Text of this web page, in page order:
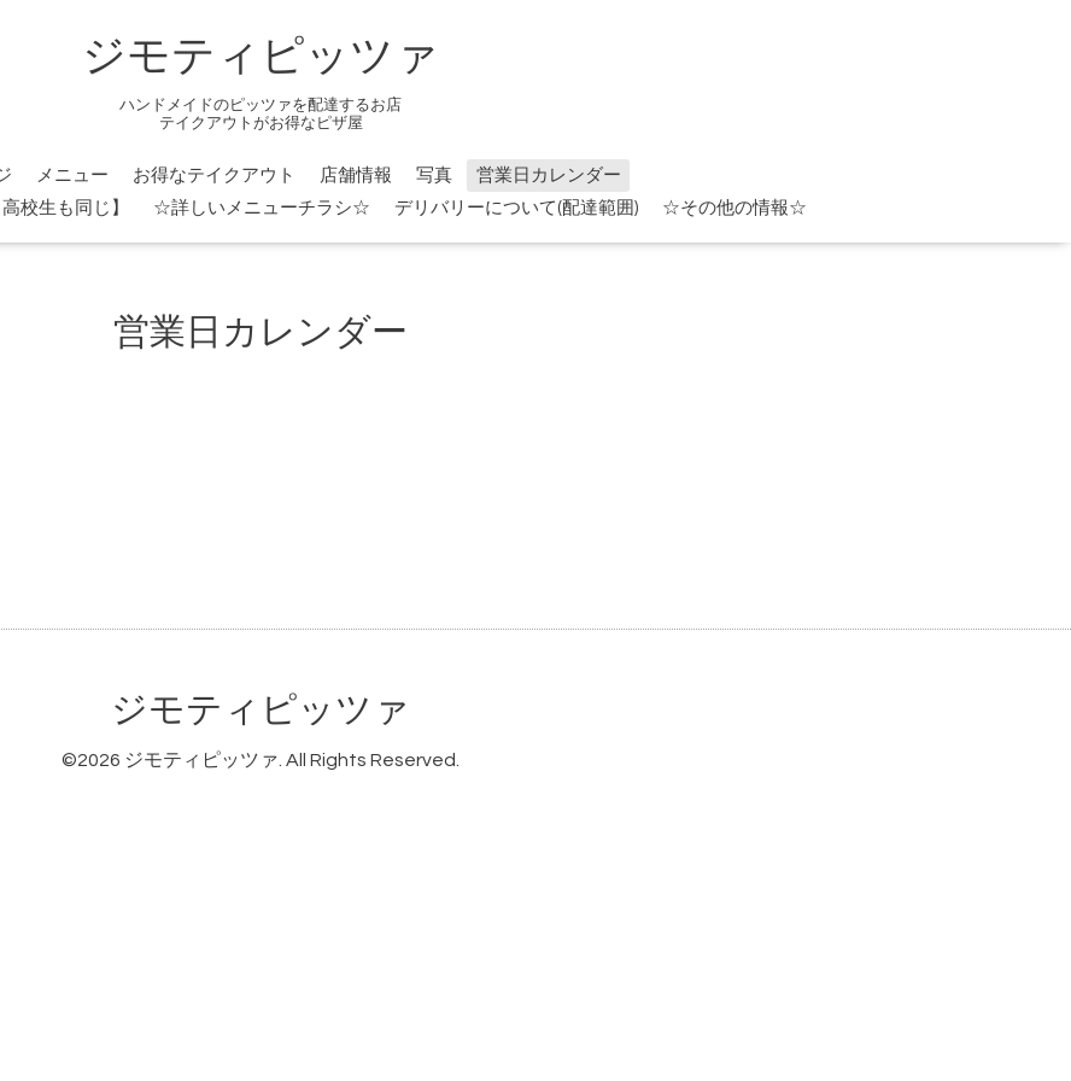
ジモティピッツァ
ハンドメイドのピッツァを配達するお店
テイクアウトがお得なピザ屋
メニュー お得なテイクアウト 店舗情報 写真
営業日カレンダー
校生も同じ】
☆詳しいメニューチラシ☆ デリバリーについて(配達範囲) ☆その他の情報☆
営業日カレンダー
ジモティピッツァ
©2026 ジモティピッツァ. All Rights Reserved.